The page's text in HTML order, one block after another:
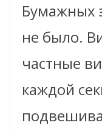
Бумажных
не было.
частные
каждой